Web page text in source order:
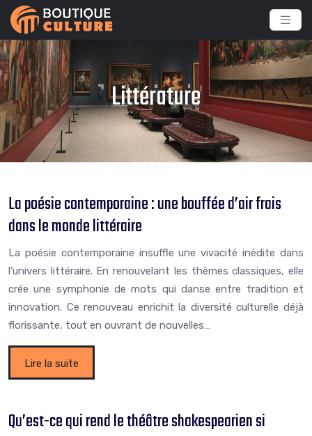
Littérature
La poésie contemporaine : une bouffée d’air frais
dans le monde littéraire
La poésie contemporaine insuffle une vivacité inédite dans
l’univers littéraire. En renouvelant les thèmes classiques, elle
crée une symphonie de mots qui danse entre tradition et
innovation. Ce renouveau enrichit la diversité culturelle déjà
florissante, tout en ouvrant de nouvelles…
Lire la suite
Qu’est-ce qui rend le théâtre shakespearien si